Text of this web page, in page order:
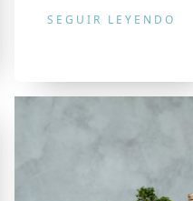
SEGUIR LEYENDO